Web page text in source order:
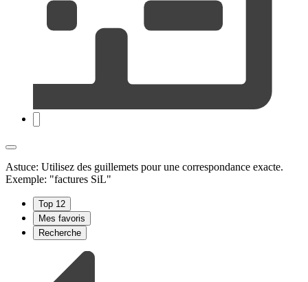
Astuce: Utilisez des guillemets pour une correspondance exacte.
Exemple: "factures SiL"
Top 12
Mes favoris
Recherche